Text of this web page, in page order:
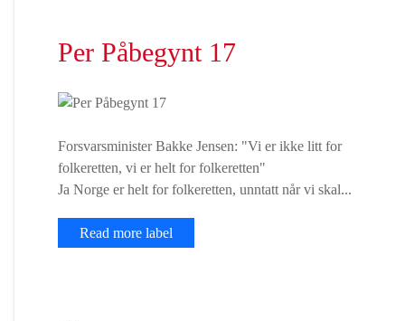
Per Påbegynt 17
Forsvarsminister Bakke Jensen: "Vi er ikke litt for
folkeretten, vi er helt for folkeretten"
Ja Norge er helt for folkeretten, unntatt når vi skal...
Read more label